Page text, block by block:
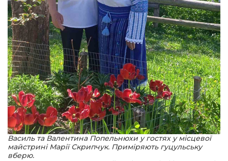
Василь та Валентина Попельнюхи у гостях у місцевої
майстрині Марії Скрипчук. Приміряють гуцульську
вберю.